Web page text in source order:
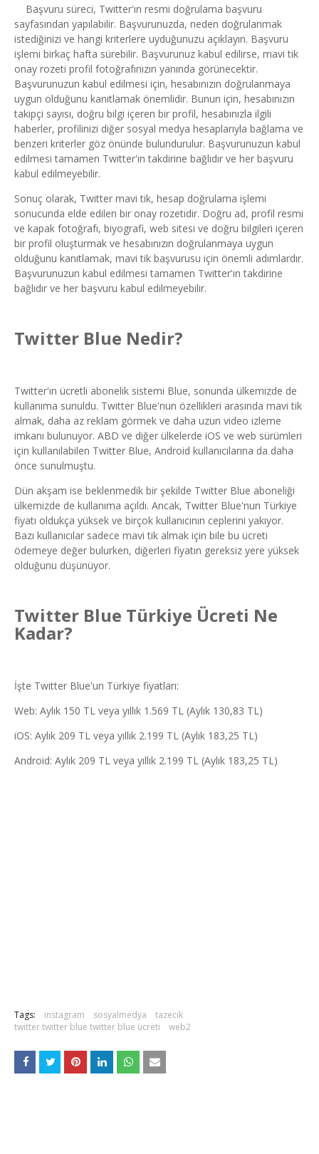
Başvuru süreci, Twitter'ın resmi doğrulama başvuru
sayfasından yapılabilir. Başvurunuzda, neden doğrulanmak
istediğinizi ve hangi kriterlere uyduğunuzu açıklayın. Başvuru
işlemi birkaç hafta sürebilir. Başvurunuz kabul edilirse, mavi tik
onay rozeti profil fotoğrafınızın yanında görünecektir.
Başvurunuzun kabul edilmesi için, hesabınızın doğrulanmaya
uygun olduğunu kanıtlamak önemlidir. Bunun için, hesabınızın
takipçi sayısı, doğru bilgi içeren bir profil, hesabınızla ilgili
haberler, profilinizi diğer sosyal medya hesaplarıyla bağlama ve
benzeri kriterler göz önünde bulundurulur. Başvurunuzun kabul
edilmesi tamamen Twitter'ın takdirine bağlıdır ve her başvuru
kabul edilmeyebilir.
Sonuç olarak, Twitter mavi tik, hesap doğrulama işlemi
sonucunda elde edilen bir onay rozetidir. Doğru ad, profil resmi
ve kapak fotoğrafı, biyografi, web sitesi ve doğru bilgileri içeren
bir profil oluşturmak ve hesabınızın doğrulanmaya uygun
olduğunu kanıtlamak, mavi tik başvurusu için önemli adımlardır.
Başvurunuzun kabul edilmesi tamamen Twitter'ın takdirine
bağlıdır ve her başvuru kabul edilmeyebilir.
Twitter Blue Nedir?
Twitter'ın ücretli abonelik sistemi Blue, sonunda ülkemizde de
kullanıma sunuldu. Twitter Blue'nun özellikleri arasında mavi tik
almak, daha az reklam görmek ve daha uzun video izleme
imkanı bulunuyor. ABD ve diğer ülkelerde iOS ve web sürümleri
için kullanılabilen Twitter Blue, Android kullanıcılarına da daha
önce sunulmuştu.
Dün akşam ise beklenmedik bir şekilde Twitter Blue aboneliği
ülkemizde de kullanıma açıldı. Ancak, Twitter Blue'nun Türkiye
fiyatı oldukça yüksek ve birçok kullanıcının ceplerini yakıyor.
Bazı kullanıcılar sadece mavi tik almak için bile bu ücreti
ödemeye değer bulurken, diğerleri fiyatın gereksiz yere yüksek
olduğunu düşünüyor.
Twitter Blue Türkiye Ücreti Ne
Kadar?
İşte Twitter Blue'un Türkiye fiyatları:
Web: Aylık 150 TL veya yıllık 1.569 TL (Aylık 130,83 TL)
iOS: Aylık 209 TL veya yıllık 2.199 TL (Aylık 183,25 TL)
Android: Aylık 209 TL veya yıllık 2.199 TL (Aylık 183,25 TL)
Tags: instagram sosyalmedya
tazecik
twitter twitter blue twitter blue ücreti
web2